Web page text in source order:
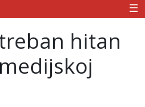
☰
hitan